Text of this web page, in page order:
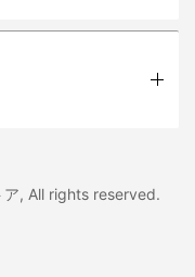
, All rights reserved.